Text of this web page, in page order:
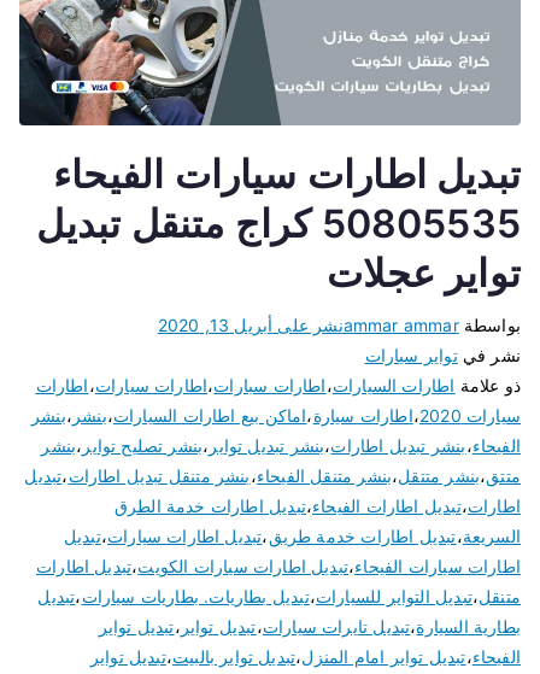
تبديل اطارات سيارات الفيحاء
50805535 كراج متنقل تبديل
تواير عجلات
بواسطةammar ammarنشر على أبريل 13, 2020
نشر فيتواير سيارات
ذو علامة اطارات السيارات،اطارات سبارات،اطارات سيارات،اطارات
سيارات 2020
،اطارات سيارة،اماكن بيع اطارات السيارات،بنشر ،بنشر
الفيحاء،بنشر تبديل اطارات،بنشر تبديل تواير ،بنشر تصليح تواير ،بنشر
متتق،بنشر متتقل،بنشر متنقل الفيحاء،بنشر متنقل تبديل اطارات،تبديل
اطارات،تبديل اطارات الفيحاء،تبديل اطارات خدمة الطرق
السريعة،تبديل اطارات خدمة طريق،تبديل اطارات سيارات،تبديل
اطارات سيارات الفيحاء،تبديل اطارات سيارات الكويت،تبديل اطارات
متنقل،تبديل التواير للسيارات،تبديل بطاريات. بطاريات سيارات،تبديل
بطارية السيارة،تبديل تايرات سيارات،تبديل تواير ،تبديل تواير
الفيحاء،تبديل تواير امام المنزل،تبديل تواير بالبيت،تبديل تواير